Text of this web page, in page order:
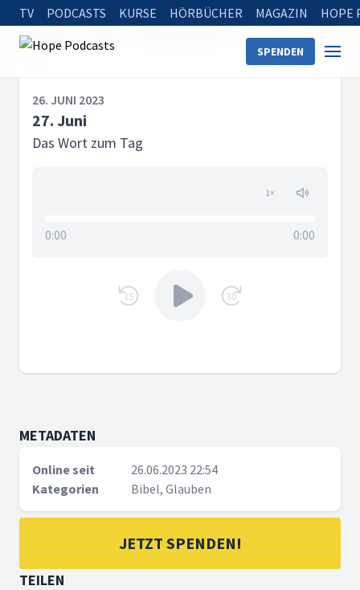
TV PODCASTS KURSE HÖRBÜCHER MAGAZIN HOPE
SPENDEN
Startseite 27. Juni
26. JUNI 2023
27. Juni
Das Wort zum Tag
1×
0:00 0:00
15 30
METADATEN
Online seit
26.06.2023 22:54
Kategorien
Bibel, Glauben
JETZT SPENDEN!
TEILEN